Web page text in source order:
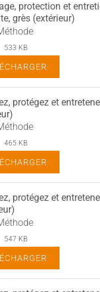
protection et
grès (extérieur)
533 KB
protégez et
465 KB
protégez et
547 KB